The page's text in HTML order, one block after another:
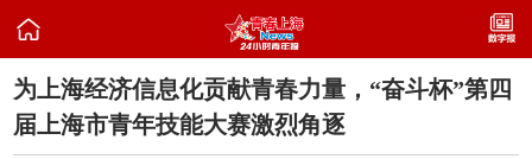

为上海经济信息化贡献青春力量，“奋斗杯”第四
届上海市青年技能大赛激烈角逐